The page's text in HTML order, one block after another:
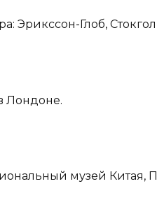
Эрикссон-Глоб,
Лондоне.
музей Китая,